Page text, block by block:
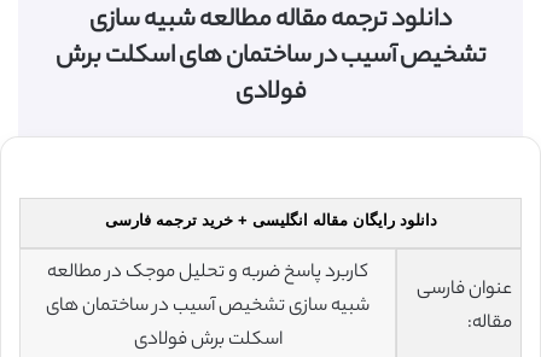
دانلود ترجمه مقاله مطالعه شبیه سازی
تشخیص آسیب در ساختمان های اسکلت برش
فولادی
دانلود رایگان مقاله انگلیسی + خرید ترجمه فارسی
عنوان فارسی
مقاله:
کاربرد پاسخ ضربه و تحلیل موجک در مطالعه
شبیه سازی تشخیص آسیب در ساختمان های
اسکلت برش فولادی